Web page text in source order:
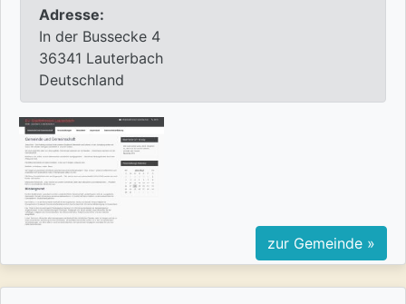
Adresse:
In der Bussecke 4
36341 Lauterbach
Deutschland
zur Gemeinde »